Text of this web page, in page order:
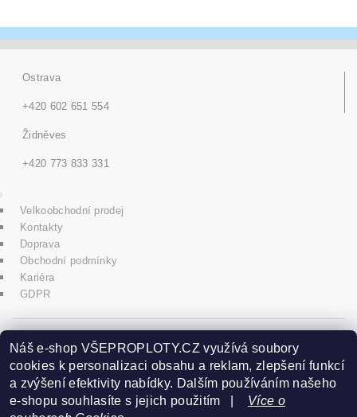
Ostrava
+420 602 651 554
Židněves
+420 773 833 331
Velkoobchodní prodej
Kontakty
Doprava
Obchodní podmínky
Kariéra
GDPR
icons8.com
Praha - Herink
Náš e-shop VŠEPROPLOTY.CZ využívá soubory
cookies k personalizaci obsahu a reklam, zlepšení funkcí
a zvýšení efektivity nabídky. Dalším používáním našeho
e-shopu souhlasíte s jejich použitím | Více o